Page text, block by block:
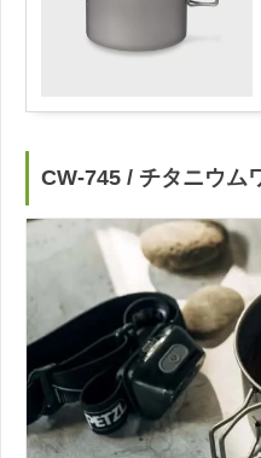
CW-745 / チタニウム